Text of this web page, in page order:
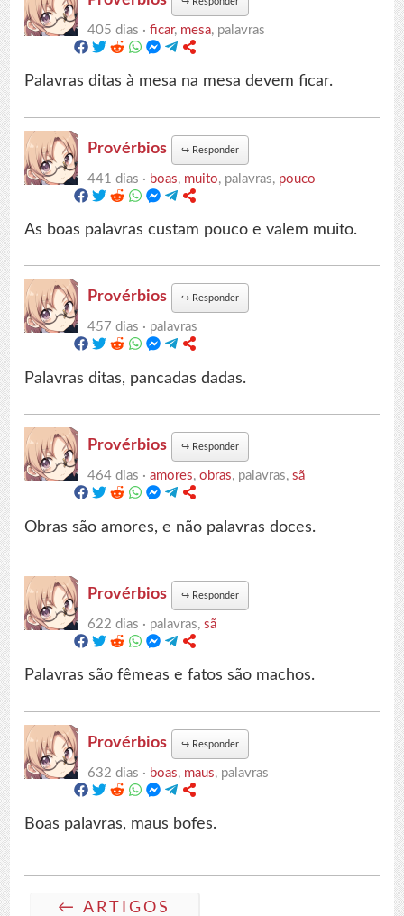
405 dias ·ficar, mesa, palavras
Palavras ditas à mesa na mesa devem ficar.
Provérbios ↪ Responder
441 dias · boas, muito, palavras, pouco
As boas palavras custam pouco e valem muito.
Provérbios ↪ Responder
457 dias · palavras
Palavras ditas, pancadas dadas.
Provérbios ↪ Responder
464 dias ·amores,obras, palavras,sã
Obras são amores, e não palavras doces.
Provérbios ↪ Responder
622 dias · palavras,sã
Palavras são fêmeas e fatos são machos.
Provérbios ↪ Responder
632 dias · boas, maus, palavras
Boas palavras, maus bofes.
← ARTIGOS